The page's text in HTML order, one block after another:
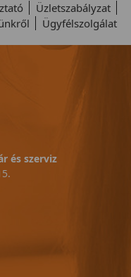
Üzletszabályzat
Ügyfélszolgálat
és szerviz